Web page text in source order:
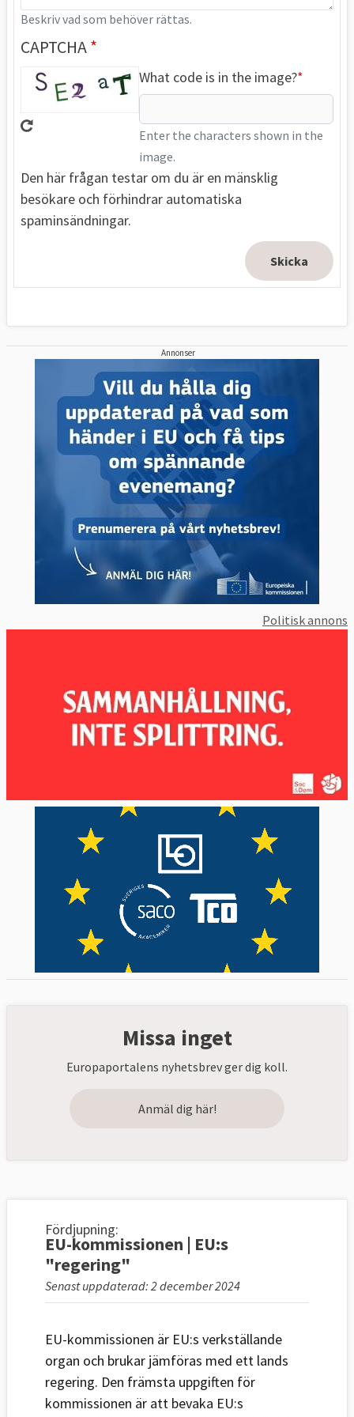
Beskriv vad som behöver rättas.
CAPTCHA
What code is in the image?
Enter the characters shown in the
image.
Den här frågan testar om du är en mänsklig
besökare och förhindrar automatiska
spaminsändningar.
Annonser
Politisk annons
Missa inget
Europaportalens nyhetsbrev ger dig koll.
Anmäl dig här!
Fördjupning:
EU-kommissionen | EU:s
"regering"
Senast uppdaterad: 2 december 2024
EU-kommissionen är EU:s verkställande
organ och brukar jämföras med ett lands
regering. Den främsta uppgiften för
kommissionen är att bevaka EU:s